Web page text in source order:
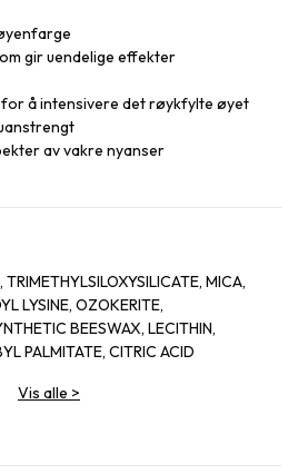
gir uendelige effekter
å intensivere det røykfylte øyet
av vakre nyanser
MICA,
LYSINE, OZOKERITE,
BEESWAX, LECITHIN,
PALMITATE, CITRIC ACID
Vis alle >